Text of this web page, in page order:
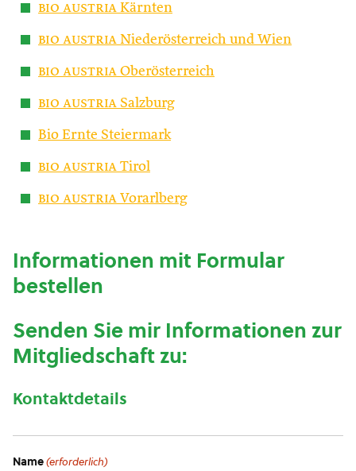
bio austria Kärnten
bio austria Niederösterreich und Wien
bio austria Oberösterreich
bio austria Salzburg
Bio Ernte Steiermark
bio austria Tirol
bio austria Vorarlberg
Informationen mit Formular
bestellen
Senden Sie mir Informationen zur
Mitgliedschaft zu:
Kontaktdetails
Name(erforderlich)